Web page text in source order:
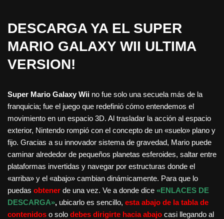
DESCARGA YA EL SUPER
MARIO GALAXY WII ULTIMA
VERSION!
Super Mario Galaxy Wii no fue solo una secuela más de la
franquicia; fue el juego que redefinió cómo entendemos el
movimiento en un espacio 3D. Al trasladar la acción al espacio
exterior, Nintendo rompió con el concepto de un «suelo» plano y
fijo. Gracias a su innovador sistema de gravedad, Mario puede
caminar alrededor de pequeños planetas esferoides, saltar entre
plataformas invertidas y navegar por estructuras donde el
«arriba» y el «abajo» cambian dinámicamente. Para que lo
puedas obtener de una vez. Ve a donde dice «ENLACES DE
DESCARGA», ubicarlo es sencillo, esta abajo de la tabla de
contenidos o solo debes dirigirte hacia abajo casi llegando al